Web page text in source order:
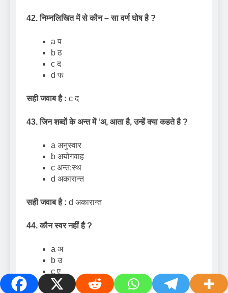
42. निम्नलिखित में से कौन – सा वर्ण घोष है ?
a प
b ठ
c द
d फ
सही जवाब है : c द
43. जिन शब्दों के अन्त में ‘अ, आता है,उन्हें क्या कहते है ?
a अनुस्वार
b अयोगवाह
c अन्त;स्थ
d अकारान्त
सही जवाब है : d अकारान्त
44. कौन स्वर नहीं है ?
a अ
b उ
c ए
d ब